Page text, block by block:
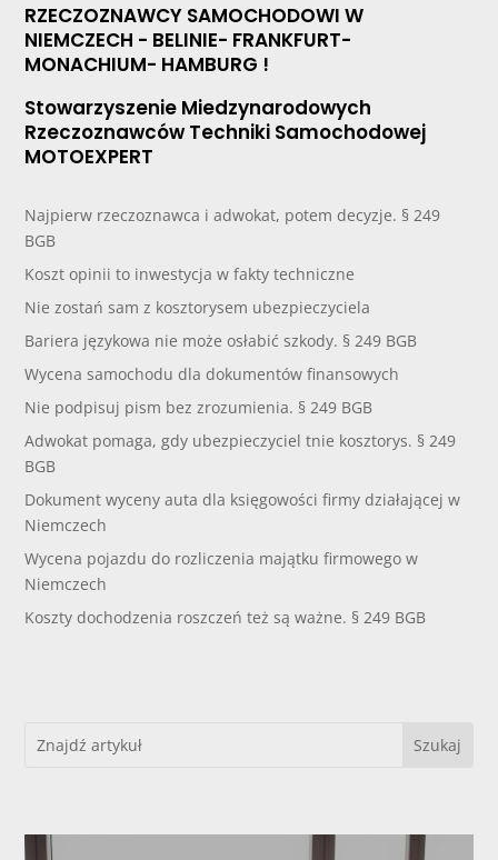
RZECZOZNAWCY SAMOCHODOWI W
NIEMCZECH - BELINIE- FRANKFURT-
MONACHIUM- HAMBURG !
Stowarzyszenie Miedzynarodowych
Rzeczoznawców Techniki Samochodowej
MOTOEXPERT
Najpierw rzeczoznawca i adwokat, potem decyzje. § 249
BGB
Koszt opinii to inwestycja w fakty techniczne
Nie zostań sam z kosztorysem ubezpieczyciela
Bariera językowa nie może osłabić szkody. § 249 BGB
Wycena samochodu dla dokumentów finansowych
Nie podpisuj pism bez zrozumienia. § 249 BGB
Adwokat pomaga, gdy ubezpieczyciel tnie kosztorys. § 249
BGB
Dokument wyceny auta dla księgowości firmy działającej w
Niemczech
Wycena pojazdu do rozliczenia majątku firmowego w
Niemczech
Koszty dochodzenia roszczeń też są ważne. § 249 BGB